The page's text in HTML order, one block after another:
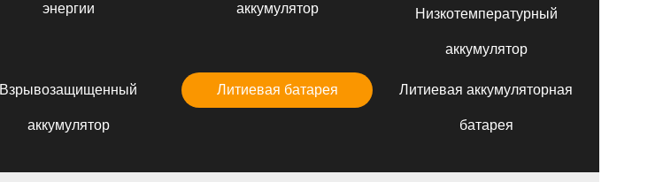
энергии аккумулятор Низкотемпературный
аккумулятор
Взрывозащищенный
аккумулятор
Литиевая батарея Литиевая аккумуляторная
батарея